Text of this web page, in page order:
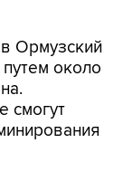
Ормузский
около
смогут